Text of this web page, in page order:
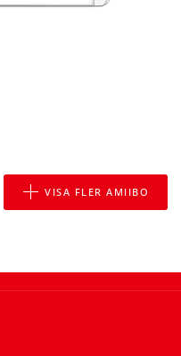
VISA FLER AMIIBO